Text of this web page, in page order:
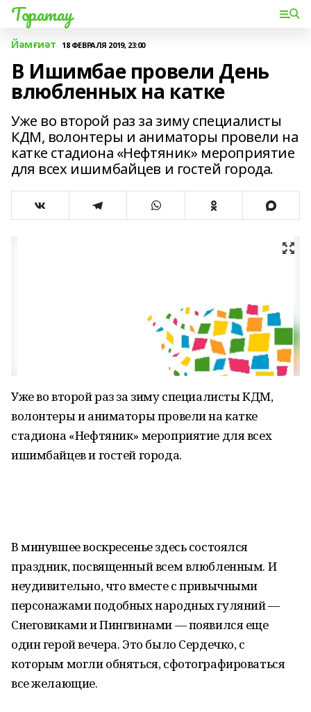
Торатау
Йәмғиәт 18 ФЕВРАЛЯ 2019, 23:00
В Ишимбае провели День
влюбленных на катке
Уже во второй раз за зиму специалисты
КДМ, волонтеры и аниматоры провели на
катке стадиона «Нефтяник» мероприятие
для всех ишимбайцев и гостей города.
Уже во второй раз за зиму специалисты КДМ,
волонтеры и аниматоры провели на катке
стадиона «Нефтяник» мероприятие для всех
ишимбайцев и гостей города.
В минувшее воскресенье здесь состоялся
праздник, посвященный всем влюбленным. И
неудивительно, что вместе с привычными
персонажами подобных народных гуляний —
Снеговиками и Пингвинами — появился еще
один герой вечера. Это было Сердечко, с
которым могли обняться, сфотографироваться
все желающие.